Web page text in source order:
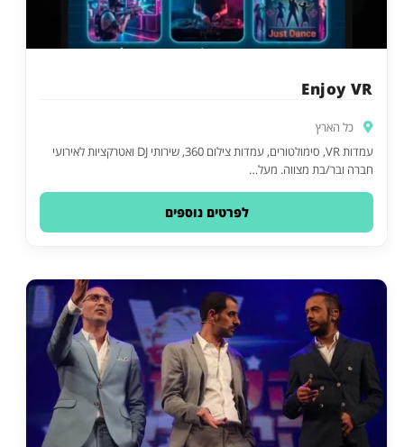
Enjoy VR
כל הארץ
עמדות VR, סימולטורים, עמדות צילום 360, שירותי DJ ואטרקציות לאירועי
חברה ובר/בת מצווה. מעל…
לפרטים נוספים